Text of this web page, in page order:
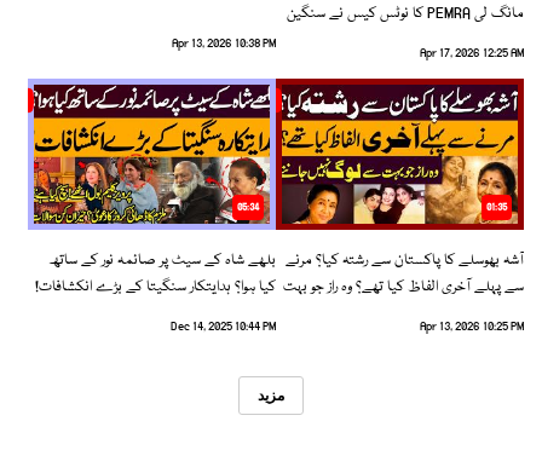
مانگ لی PEMRA کا نوٹس کیس نے سنگین
Apr 17, 2026 12:25 AM
Apr 13, 2026 10:38 PM
01:35
آشہ بھوسلے کا پاکستان سے رشتہ کیا؟ مرنے
سے پہلے آخری الفاظ کیا تھے؟ وہ راز جو بہت
Apr 13, 2026 10:25 PM
05:34
بلھے شاہ کے سیٹ پر صائمہ نور کے ساتھ
کیا ہوا؟ ہدایتکار سنگیتا کے بڑے انکشافات!
Dec 14, 2025 10:44 PM
مزید